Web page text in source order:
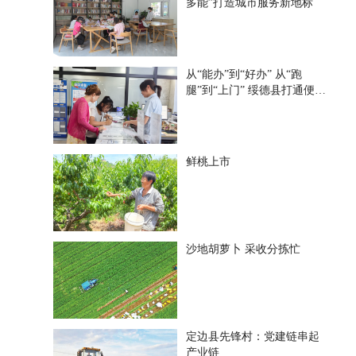
多能”打造城市服务新地标
从“能办”到“好办” 从“跑
腿”到“上门” 绥德县打通便民
鲜桃上市
沙地胡萝卜 采收分拣忙
定边县先锋村：党建链串起
产业链